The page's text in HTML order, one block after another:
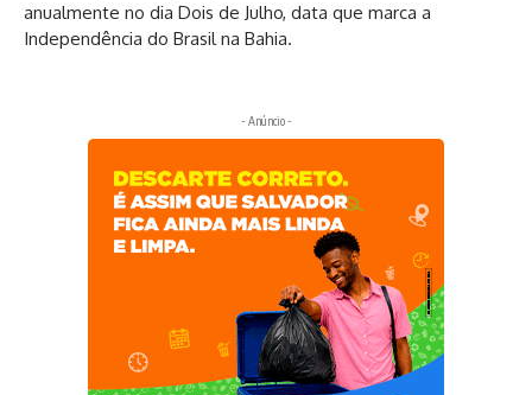
anualmente no dia Dois de Julho, data que marca a
Independência do Brasil na Bahia.
- Anúncio -